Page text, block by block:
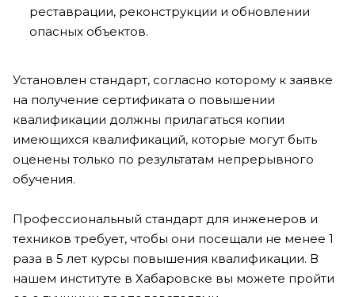
реставрации, реконструкции и обновлении
опасных объектов.
Установлен стандарт, согласно которому к заявке
на получение сертификата о повышении
квалификации должны прилагаться копии
имеющихся квалификаций, которые могут быть
оценены только по результатам непрерывного
обучения.
Профессиональный стандарт для инженеров и
техников требует, чтобы они посещали не менее 1
раза в 5 лет курсы повышения квалификации. В
нашем институте в Хабаровске вы можете пройти